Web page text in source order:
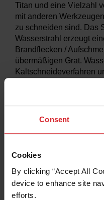
Consent
Cookies
By clicking “Accept All
device to enhance site
efforts.
Titan und eine Vielzahl
mit anderen
zu schneiden sind. Das
Wasserstrahl erzeugt
Brandflecken /
übermäßigen Grat.
Kaltschneideverfahren